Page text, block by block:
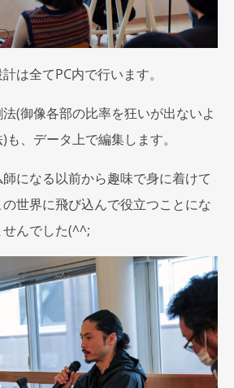
は全てPC内で行います。
(御像各部の比率を狂いが出ないよ
、データ上で編集します。
になる以前から趣味で身に着けて
世界に飛び込んで役立つことにな
んでした(^^;